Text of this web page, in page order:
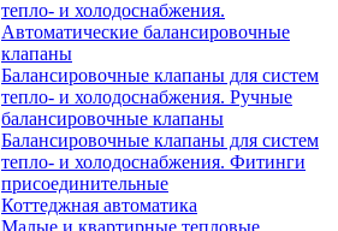
тепло- и холодоснабжения.
Автоматические балансировочные
клапаны
Балансировочные клапаны для систем
тепло- и холодоснабжения. Ручные
балансировочные клапаны
Балансировочные клапаны для систем
тепло- и холодоснабжения. Фитинги
присоединительные
Коттеджная автоматика
Малые и квартирные тепловые